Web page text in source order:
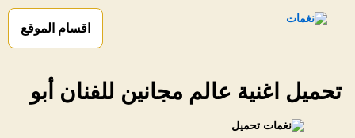
اقسام الموقع
تحميل اغنية عالم مجانين للفنان أبو